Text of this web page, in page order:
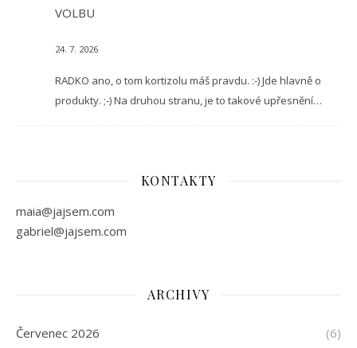
VOLBU
24. 7. 2026
RADKO ano, o tom kortizolu máš pravdu. :-) Jde hlavně o
produkty. ;-) Na druhou stranu, je to takové upřesnění…
KONTAKTY
maia@jajsem.com
gabriel@jajsem.com
ARCHIVY
Červenec 2026 (6)